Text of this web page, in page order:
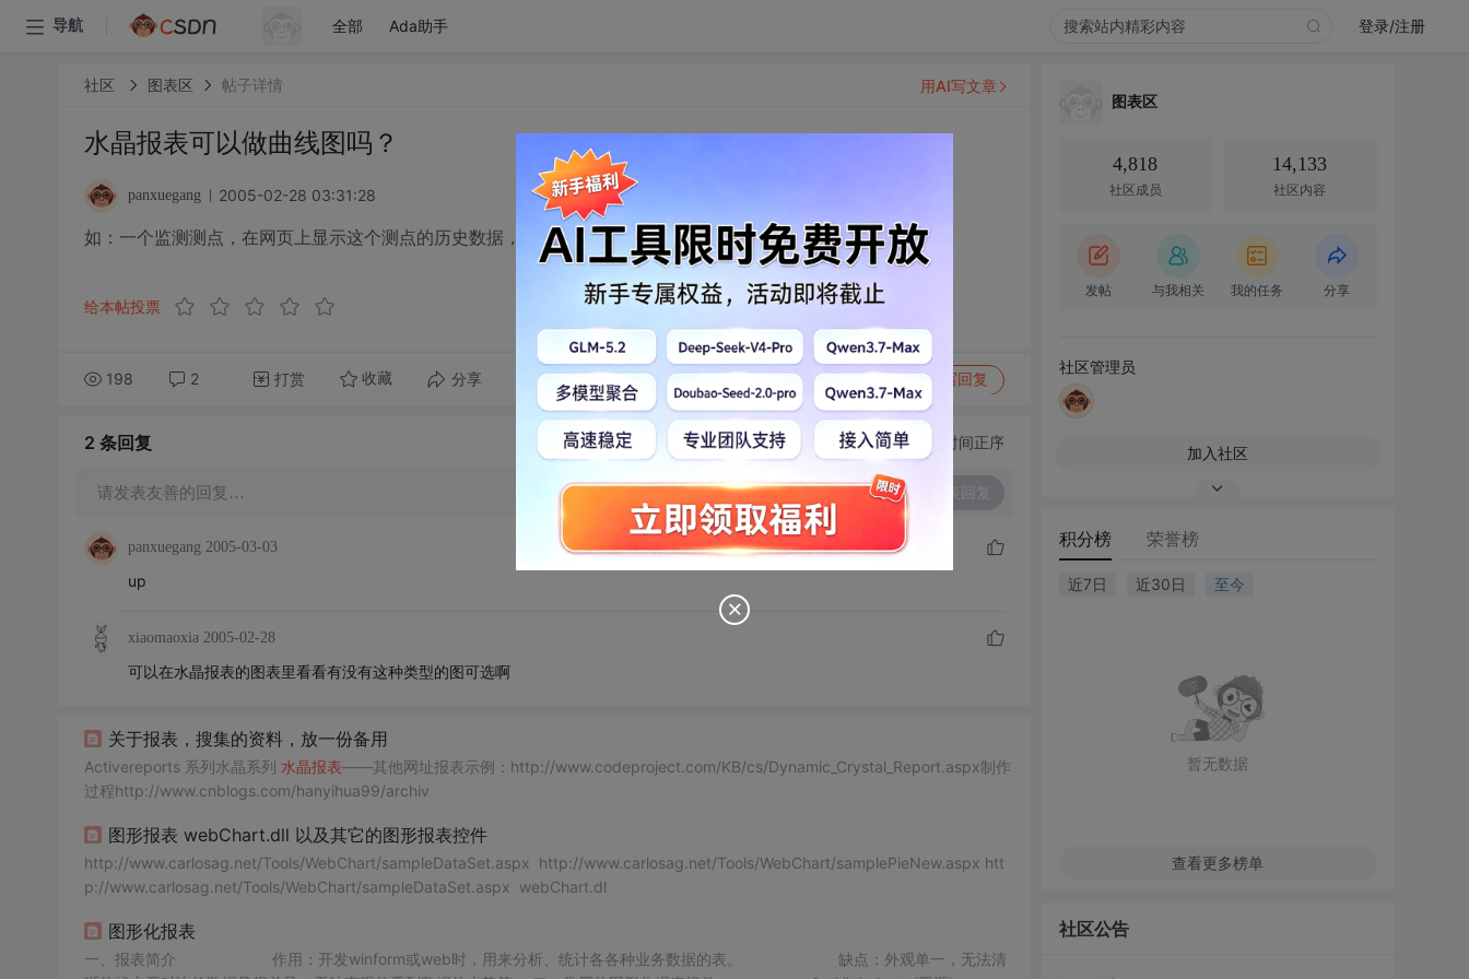
导航 全部 Ada助手 登录/注册
社区 图表区 帖子详情
水晶报表可以做曲线图吗？
panxuegang 2005-02-28 03:31:28
如：一个监测测点，在网页上显示这个测点的历史数据，用曲线模式和数据模式
给本帖投票
198 2 打赏 收藏 分享 转发到动态 举报 写回复
用AI写文章
2 条回复 切换为时间正序
请发表友善的回复…
panxuegang 2005-03-03
up
xiaomaoxia 2005-02-28
可以在水晶报表的图表里看看有没有这种类型的图可选啊
关于报表，搜集的资料，放一份备用
Activereports 系列水晶系列 水晶报表——其他网址报表示例：http://www.codeproject.com/KB/cs/Dynamic_Crystal_Report.aspx制作
过程http://www.cnblogs.com/hanyihua99/archiv
图形报表 webChart.dll 以及其它的图形报表控件
http://www.carlosag.net/Tools/WebChart/sampleDataSet.aspx http://www.carlosag.net/Tools/WebChart/samplePieNew.aspx htt
p://www.carlosag.net/Tools/WebChart/sampleDataSet.aspx webChart.dl
图形化报表
一、报表简介 作用：开发winform或web时，用来分析、统计各各种业务数据的表。 缺点：外观单一，无法清
图表区
4,818
社区成员
14,133
社区内容
发帖 与我相关 我的任务 分享
社区管理员
加入社区
积分榜 荣誉榜
近7日 近30日 至今
暂无数据
查看更多榜单
社区公告